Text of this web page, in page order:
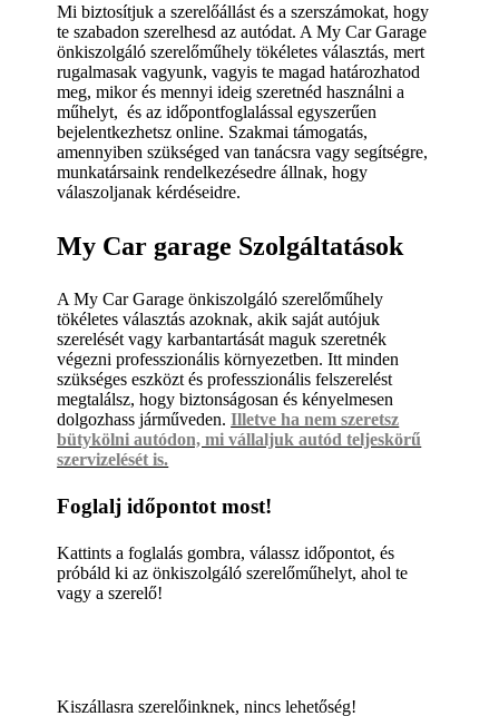
Mi biztosítjuk a szerelőállást és a szerszámokat, hogy
te szabadon szerelhesd az autódat. A My Car Garage
önkiszolgáló szerelőműhely tökéletes választás, mert
rugalmasak vagyunk, vagyis te magad határozhatod
meg, mikor és mennyi ideig szeretnéd használni a
műhelyt, és az időpontfoglalással egyszerűen
bejelentkezhetsz online. Szakmai támogatás,
amennyiben szükséged van tanácsra vagy segítségre,
munkatársaink rendelkezésedre állnak, hogy
válaszoljanak kérdéseidre.
My Car garage Szolgáltatások
A My Car Garage önkiszolgáló szerelőműhely
tökéletes választás azoknak, akik saját autójuk
szerelését vagy karbantartását maguk szeretnék
végezni professzionális környezetben. Itt minden
szükséges eszközt és professzionális felszerelést
megtalálsz, hogy biztonságosan és kényelmesen
dolgozhass járműveden.Illetve ha nem szeretsz
bütykölni autódon, mi vállaljuk autód teljeskörű
szervizelését is.
Foglalj időpontot most!
Kattints a foglalás gombra, válassz időpontot, és
próbáld ki az önkiszolgáló szerelőműhelyt, ahol te
vagy a szerelő!
Kiszállasra szerelőinknek, nincs lehetőség!